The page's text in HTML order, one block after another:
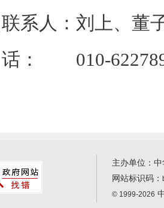
系人：刘上、董
： 010-
主办单位：
网站标识码：
© 1999-2026